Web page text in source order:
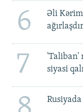
6
Əli
7
'Taliban'
siyasi